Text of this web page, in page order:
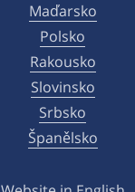
Maďarsko
Polsko
Rakousko
Slovinsko
Srbsko
Španělsko